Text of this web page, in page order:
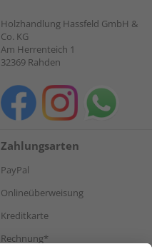
Holzhandlung Hassfeld GmbH &
Co. KG
Am Herrenteich 1
32369 Rahden
Zahlungsarten
PayPal
Onlineüberweisung
Kreditkarte
Rechnung*